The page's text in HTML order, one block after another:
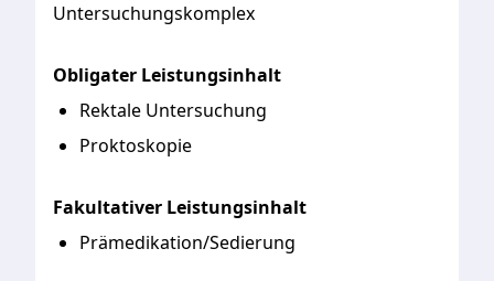
Untersuchungskomplex
Obligater Leistungsinhalt
Rektale Untersuchung
Proktoskopie
Fakultativer Leistungsinhalt
Prämedikation/Sedierung